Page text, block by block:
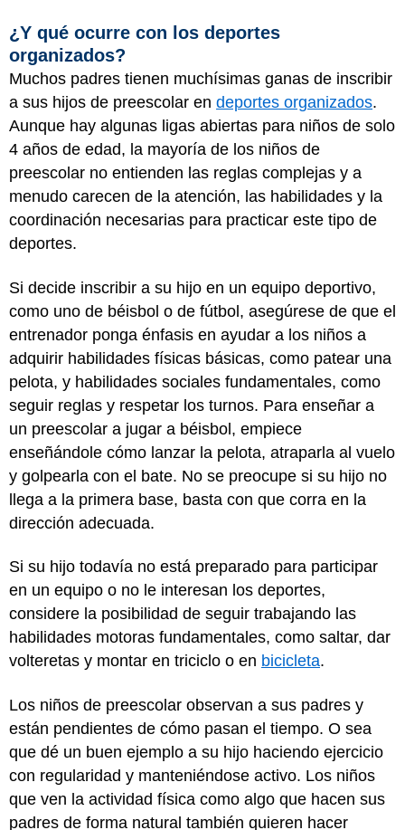
¿Y qué ocurre con los deportes
organizados?
Muchos padres tienen muchísimas ganas de inscribir
a sus hijos de preescolar en deportes organizados.
Aunque hay algunas ligas abiertas para niños de solo
4 años de edad, la mayoría de los niños de
preescolar no entienden las reglas complejas y a
menudo carecen de la atención, las habilidades y la
coordinación necesarias para practicar este tipo de
deportes.
Si decide inscribir a su hijo en un equipo deportivo,
como uno de béisbol o de fútbol, asegúrese de que el
entrenador ponga énfasis en ayudar a los niños a
adquirir habilidades físicas básicas, como patear una
pelota, y habilidades sociales fundamentales, como
seguir reglas y respetar los turnos. Para enseñar a
un preescolar a jugar a béisbol, empiece
enseñándole cómo lanzar la pelota, atraparla al vuelo
y golpearla con el bate. No se preocupe si su hijo no
llega a la primera base, basta con que corra en la
dirección adecuada.
Si su hijo todavía no está preparado para participar
en un equipo o no le interesan los deportes,
considere la posibilidad de seguir trabajando las
habilidades motoras fundamentales, como saltar, dar
volteretas y montar en triciclo o en bicicleta.
Los niños de preescolar observan a sus padres y
están pendientes de cómo pasan el tiempo. O sea
que dé un buen ejemplo a su hijo haciendo ejercicio
con regularidad y manteniéndose activo. Los niños
que ven la actividad física como algo que hacen sus
padres de forma natural también quieren hacer